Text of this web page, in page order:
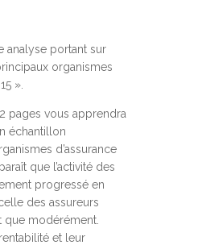
analyse portant sur
organismes
».
pages vous apprendra
échantillon
d’assurance
que l’activité des
progressé en
des assureurs
que modérément.
et leur